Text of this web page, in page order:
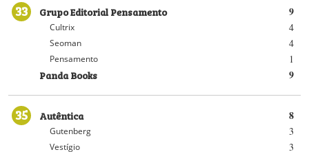
33 9
Grupo Editorial Pensamento
4
Cultrix
4
Seoman
1
Pensamento
9
Panda Books
35 8
Autêntica
3
Gutenberg
3
Vestígio